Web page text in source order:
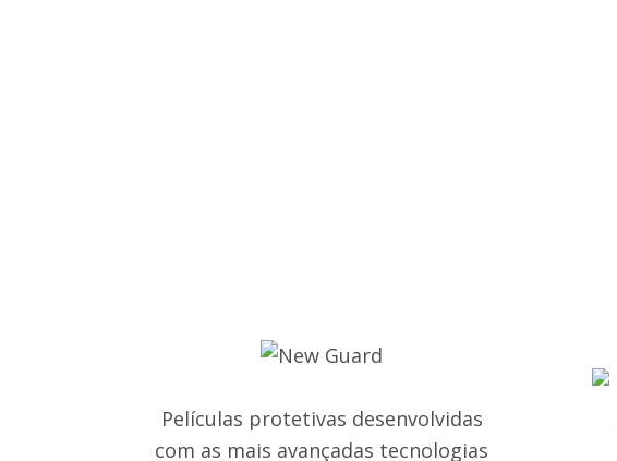
Películas protetivas desenvolvidas
com as mais avançadas tecnologias